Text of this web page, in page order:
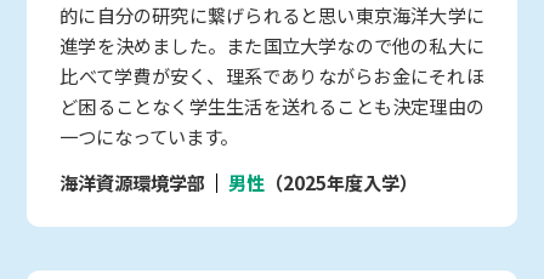
的に自分の研究に繋げられると思い東京海洋大学に
進学を決めました。また国立大学なので他の私大に
比べて学費が安く、理系でありながらお金にそれほ
ど困ることなく学生生活を送れることも決定理由の
一つになっています。
海洋資源環境学部
男性 （2025年度入学）